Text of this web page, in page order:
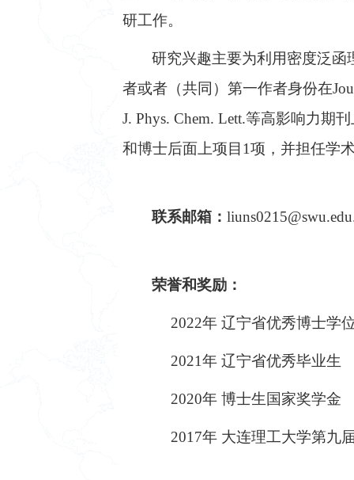
研工作。
研究兴趣主要为利用密度泛
者或者（共同）第一作者身份在
J. Phys. Chem. Lett.等高影响力期
和博士后面上项目 1项，并担任学
联系邮箱：
荣誉和奖励：
2022年 辽宁省优秀博士学
2021年 辽宁省优秀毕业生
2020年 博士生国家奖学金
2017年 大连理工大学第九